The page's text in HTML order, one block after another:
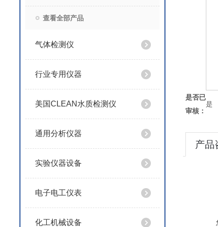
查看全部产品
气体检测仪
行业专用仪器
美国CLEAN水质检测仪
通用分析仪器
实验仪器设备
电子电工仪表
化工机械设备
是否已
审核：
是
产品